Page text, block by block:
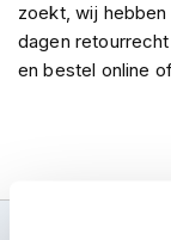
i
n
zoekt, wij hebben
dagen
en bestel online